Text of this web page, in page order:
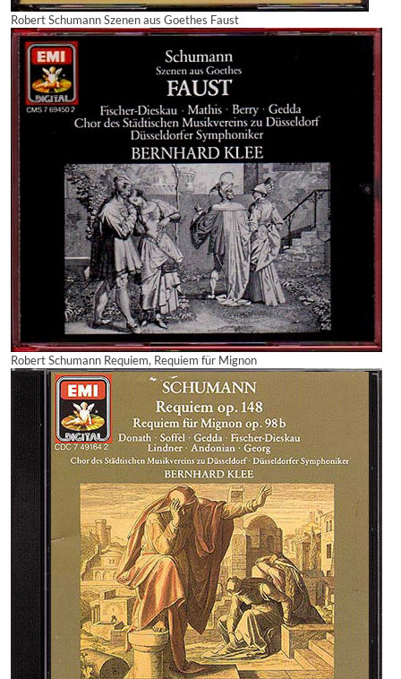
Robert Schumann Szenen aus Goethes Faust
Robert Schumann Requiem, Requiem für Mignon